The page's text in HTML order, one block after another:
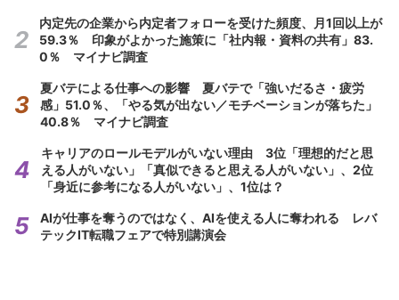
内定先の企業から内定者フォローを受けた頻度、月1回以上が
59.3％ 印象がよかった施策に「社内報・資料の共有」83.
0％ マイナビ調査
夏バテによる仕事への影響 夏バテで「強いだるさ・疲労
感」51.0％、「やる気が出ない／モチベーションが落ちた」
40.8％ マイナビ調査
キャリアのロールモデルがいない理由 3位「理想的だと思
える人がいない」「真似できると思える人がいない」、2位
「身近に参考になる人がいない」、1位は？
AIが仕事を奪うのではなく、AIを使える人に奪われる レバ
テックIT転職フェアで特別講演会